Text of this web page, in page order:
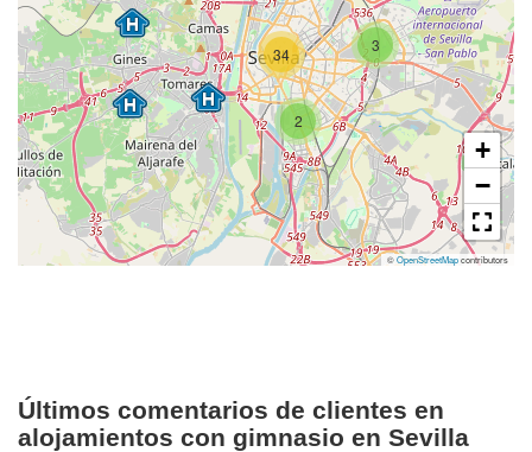
2
3
34
+
−
©OpenStreetMapcontributors
Últimos comentarios de clientes en
alojamientos con gimnasio en Sevilla